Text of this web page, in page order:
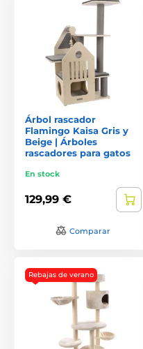
Árbol rascador
Flamingo Kaisa Gris y
Beige | Árboles
rascadores para gatos
En stock
129,99 €
Comparar
Rebajas de verano